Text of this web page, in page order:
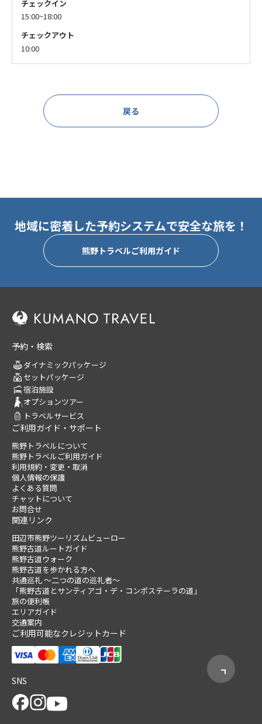
チェックイン
15:00~18:00
チェックアウト
10:00
戻る
地域に密着した予約システムで安全な旅を！
熊野トラベルご利用ガイド
予約・検索
ダイナミックパッケージ
セットパッケージ
宿泊施設
オプションツアー
トラベルサービス
ご利用ガイド・サポート
熊野トラベルについて
熊野トラベルご利用ガイド
利用規約・変更・取消
個人情報の保護
よくある質問
チャットについて
お問合せ
関連リンク
田辺市熊野ツーリズムビューロー
熊野古道ルートガイド
熊野古道ウォーク
熊野古道を歩かれる方へ
共通巡礼 ～二つの道の巡礼者～
「熊野古道とサンティアゴ・デ・コンポステーラの道」
旅の便利帳
エリアガイド
交通案内
ご利用可能なクレジットカード
SNS